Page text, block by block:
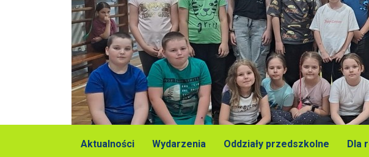
Aktualności Wydarzenia Oddziały przedszkolne Dla